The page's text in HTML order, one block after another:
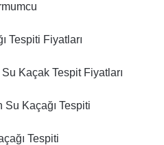
Tespiti Fiyatları​
Kaçak Tespit Fiyatları​
Su Kaçağı Tespiti​
Tespiti​